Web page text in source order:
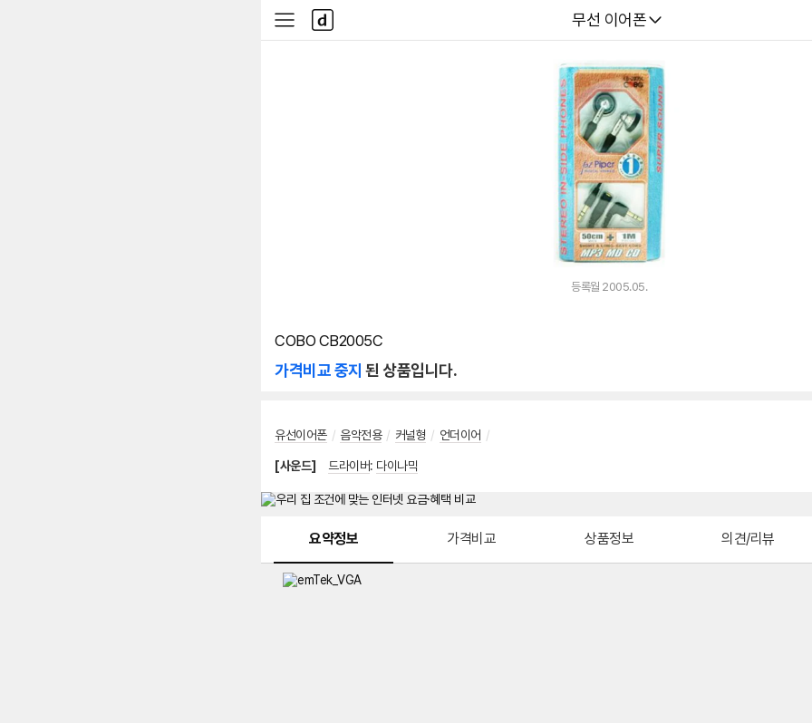
다나와
무선 이어폰
사
이
다
나
와
등록월 2005.05.
COBO CB2005C
가격비교 중지 된 상품입니다.
유선이어폰 / 음악전용 / 커널형 / 언더이어 /
[사운드] 드라이버: 다이나믹
요약정보 가격비교 상품정보 의견/리뷰